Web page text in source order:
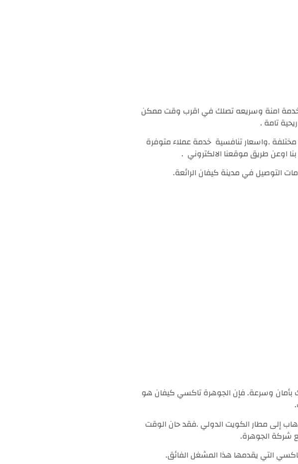
. خدمة امنة وسريعه تصلك في اقرب وقت ممكن
تامة .
.واسعار تنافسية خدمة عملاء متوفرة
التوصيل في مدينة كيفان الرائعة.
بأمان وسرعة. فإن الجوهرة تاكسي كيفان هو
إلى مطار الكويت الدولي .فقد حان الوقت
شركة الجوهرة.
التي يقدمها هذا المشغل الفائق.